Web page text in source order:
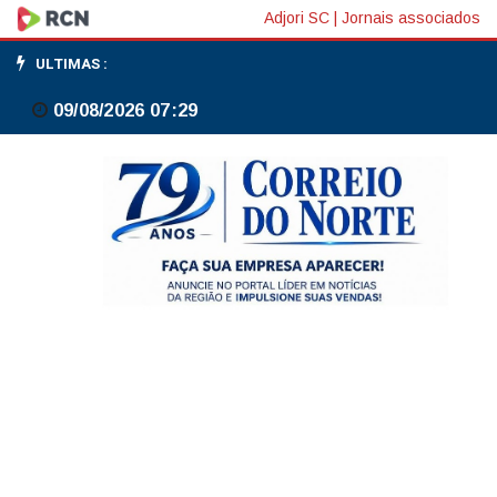
Concurso
especial
da
Adjori SC Jornais associados
ULTIMAS :
09/08/2026 07:29